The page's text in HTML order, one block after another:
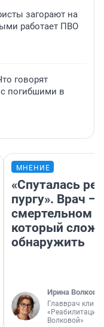
загорают на
работает ПВО
говорят
погибшими в
МНЕНИЕ
«Спуталась
пургу». Врач —
смертельном
который
обнаружить
Ирина Волкова
Главврач
«Реабилитация
Волковой»